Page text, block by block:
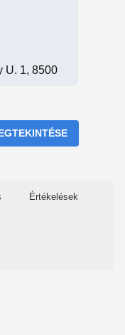
U. 1, 8500
Értékelések